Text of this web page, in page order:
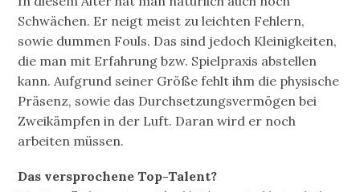
Schwächen. Er neigt meist zu leichten Fehlern,
sowie dummen Fouls. Das sind jedoch Kleinigkeiten,
die man mit Erfahrung bzw. Spielpraxis abstellen
kann. Aufgrund seiner Größe fehlt ihm die physische
Präsenz, sowie das Durchsetzungsvermögen bei
Zweikämpfen in der Luft. Daran wird er noch
arbeiten müssen.
Das versprochene Top-Talent?